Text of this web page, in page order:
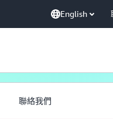
English
聯絡我們